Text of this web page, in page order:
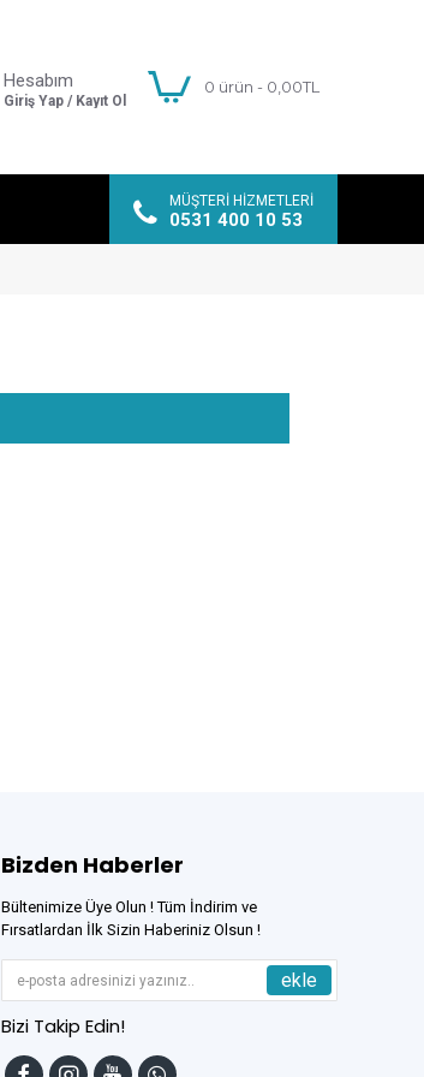
Hesabım
Giriş Yap / Kayıt Ol
0 ürün - 0,00TL
MÜŞTERI HIZMETLERI
0531 400 10 53
Bizden Haberler
Bültenimize Üye Olun ! Tüm İndirim ve
Fırsatlardan İlk Sizin Haberiniz Olsun !
ekle
Bizi Takip Edin!